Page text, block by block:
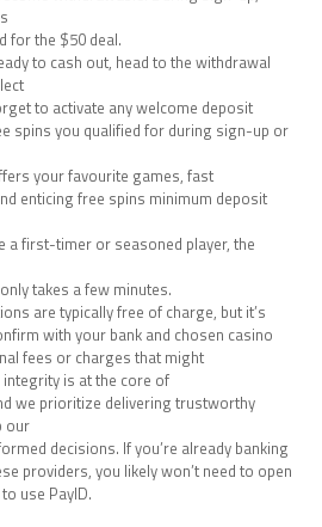
for the $50 deal.
to cash out, head to the withdrawal
to activate any welcome deposit
spins you qualified for during sign-up or
your favourite games, fast
enticing free spins minimum deposit
a first-timer or seasoned player, the
takes a few minutes.
are typically free of charge, but it’s
with your bank and chosen casino
fees or charges that might
integrity is at the core of
we prioritize delivering trustworthy
our
decisions. If you’re already banking
providers, you likely won’t need to open
use PayID.